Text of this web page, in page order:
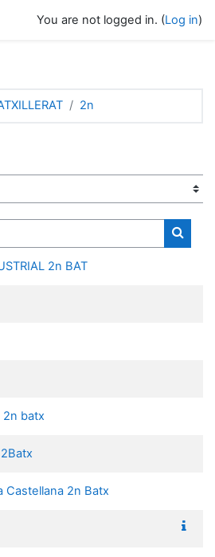
You are not logged in. (Log in)
2n
2n BAT
2n batx
Castellana 2n Batx